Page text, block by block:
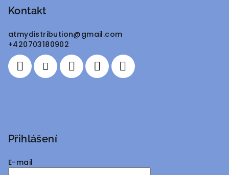
Kontakt
atmydistribution@gmail.com
+420703180902
Přihlášení
E-mail